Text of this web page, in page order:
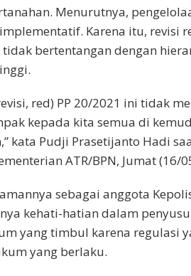
Menurutnya,
Karena itu, revisi
bertentangan dengan
red) PP 20/2021 ini tidak
kepada kita semua di
kata Pudji Prasetijanto Hadi
ATR/BPN, Jumat (16/
sebagai anggota
kehati-hatian dalam
yang timbul karena regulasi
yang berlaku.